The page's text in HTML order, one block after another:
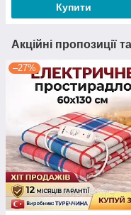
Купити
Акційні пропозиції
–27%